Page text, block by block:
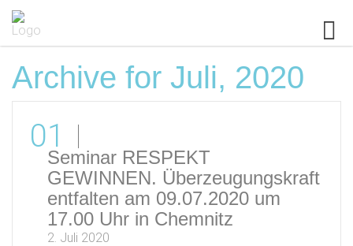
Archive for Juli, 2020
01
Seminar RESPEKT
GEWINNEN. Überzeugungskraft
entfalten am 09.07.2020 um
17.00 Uhr in Chemnitz
2. Juli 2020